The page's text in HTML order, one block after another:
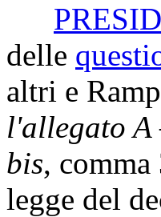
delle
altri e
l'allegato A
bis,
legge del